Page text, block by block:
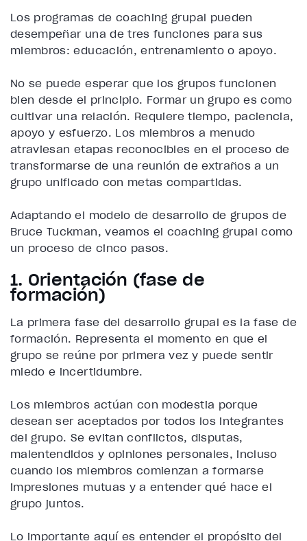
Los programas de coaching grupal pueden
desempeñar una de tres funciones para sus
miembros: educación, entrenamiento o apoyo.
No se puede esperar que los grupos funcionen
bien desde el principio. Formar un grupo es como
cultivar una relación. Requiere tiempo, paciencia,
apoyo y esfuerzo. Los miembros a menudo
atraviesan etapas reconocibles en el proceso de
transformarse de una reunión de extraños a un
grupo unificado con metas compartidas.
Adaptando el modelo de desarrollo de grupos de
Bruce Tuckman, veamos el coaching grupal como
un proceso de cinco pasos.
1. Orientación (fase de
formación)
La primera fase del desarrollo grupal es la fase de
formación. Representa el momento en que el
grupo se reúne por primera vez y puede sentir
miedo e incertidumbre.
Los miembros actúan con modestia porque
desean ser aceptados por todos los integrantes
del grupo. Se evitan conflictos, disputas,
malentendidos y opiniones personales, incluso
cuando los miembros comienzan a formarse
impresiones mutuas y a entender qué hace el
grupo juntos.
Lo importante aquí es entender el propósito del